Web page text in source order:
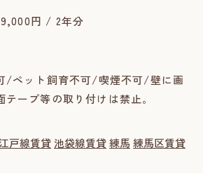
円 / 2年分
ペット飼育不可/喫煙不可/壁に画
テープ等の取り付けは禁止。
戸線賃貸 池袋線賃貸練馬 練馬区賃貸